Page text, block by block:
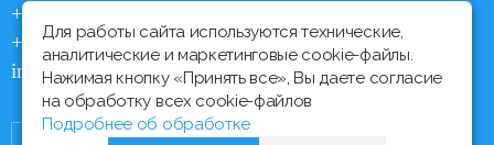
+375 (44) 704 92 06
+375 (17) 373 21 33
info@ipmtorgi.by
Для работы сайта используются технические,
аналитические и маркетинговые cookie-файлы.
Нажимая кнопку «Принять все», Вы даете согласие
на обработку всех cookie-файлов
Подробнее об обработке